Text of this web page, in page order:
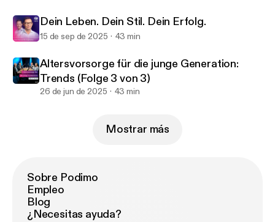
Dein Leben. Dein Stil. Dein Erfolg.
15 de sep de 2025 43 min
Altersvorsorge für die junge Generation:
Trends (Folge 3 von 3)
26 de jun de 2025 43 min
Mostrar más
Sobre Podimo
Empleo
Blog
¿Necesitas ayuda?